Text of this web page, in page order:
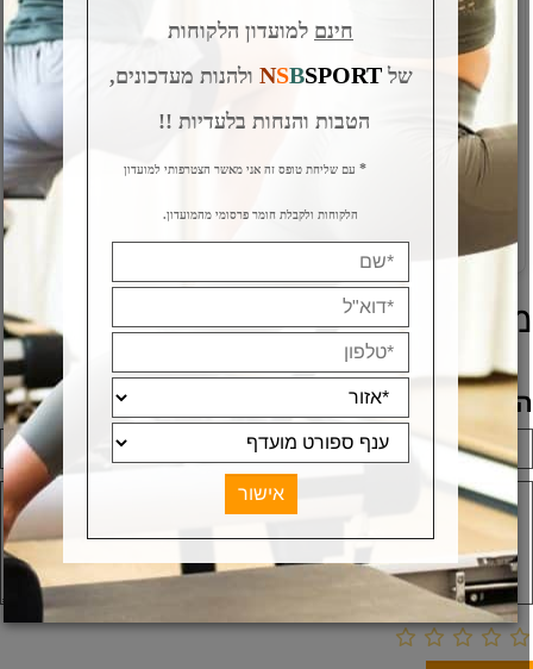
מולטי טריינר INSPIRE M2
אליפטיקל מגנטי חשמלי
Max700
אחרונים שנצפו
חוות דעת
חינםלמועדון הלקוחות
של
NSBSPORT
ולהנות מעדכונים,
הטבות והנחות בלעדיות !!
*עם שליחת טופס זה אני מאשר הצטרפותי למועדון
הלקוחות ולקבלת חומר פרסומי מהמועדון.